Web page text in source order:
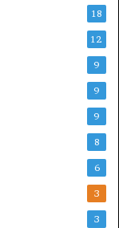
18
12
9
9
9
8
6
3
3